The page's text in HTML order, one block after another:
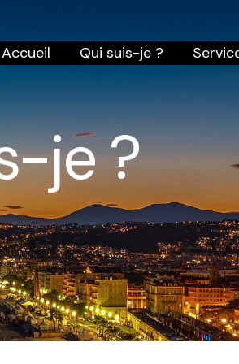
Accueil Qui suis-je ?
je ?